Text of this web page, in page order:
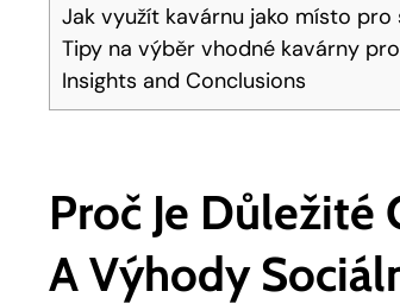
Jak využít kavárnu jako místo
Tipy na výběr vhodné kavárny
Insights and Conclusions
Proč Je Důležité
A Výhody